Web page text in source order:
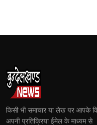
किसी भी समाचार या लेख पर आपके
अपनी प्रतिक्रिया ईमेल के माध्यम से